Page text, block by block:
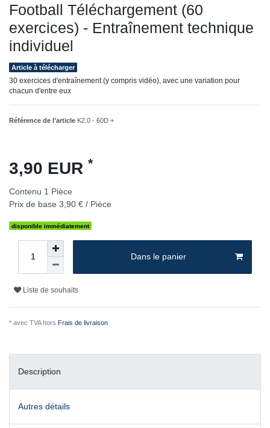
Football Téléchargement (60
exercices) - Entraînement technique
individuel
Article à télécharger
30 exercices d'entraînement (y compris vidéo), avec une variation pour
chacun d'entre eux
Référence de l’article K2.0 - 60D +
3,90 EUR *
Contenu 1 Pièce
Prix de base 3,90 € / Pièce
disponible immédiatement
Dans le panier
Liste de souhaits
* avec TVA hors Frais de livraison
Description
Autres détails